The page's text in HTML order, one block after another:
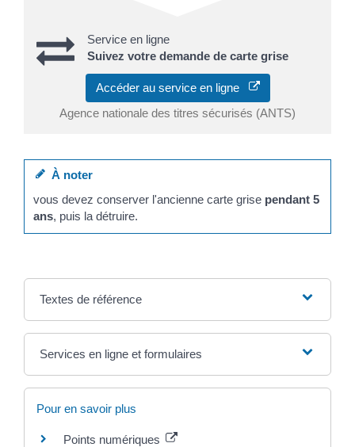
Service en ligne
Suivez votre demande de carte grise
Accéder au service en ligne
Agence nationale des titres sécurisés (ANTS)
À noter
vous devez conserver l'ancienne carte grise pendant 5
ans, puis la détruire.
Textes de référence
Services en ligne et formulaires
Pour en savoir plus
Points numériques